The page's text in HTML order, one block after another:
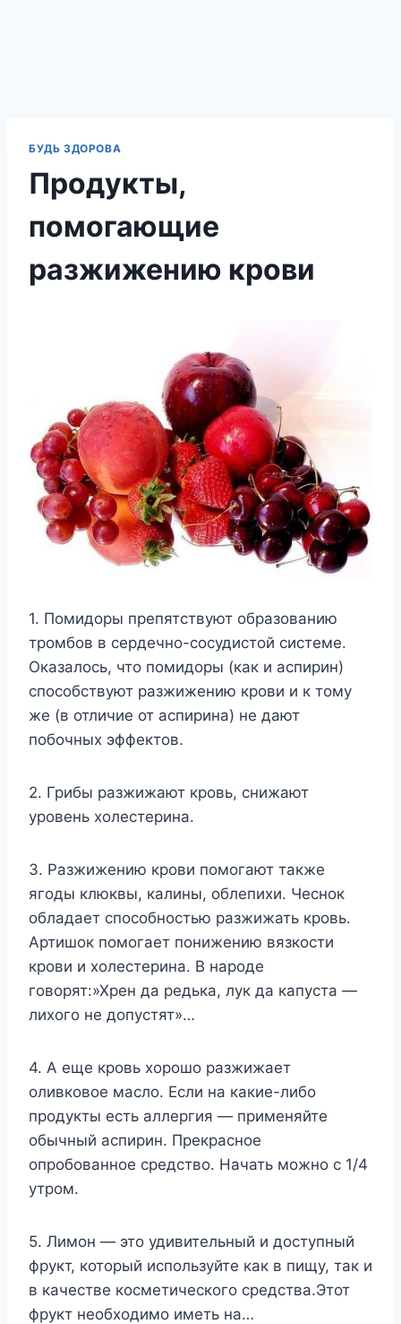
БУДЬ ЗДОРОВА
Продукты,
помогающие
разжижению крови
1. Помидоры препятствуют образованию
тромбов в сердечно-сосудистой системе.
Оказалось, что помидоры (как и аспирин)
способствуют разжижению крови и к тому
же (в отличие от аспирина) не дают
побочных эффектов.
2. Грибы разжижают кровь, снижают
уровень холестерина.
3. Разжижению крови помогают также
ягоды клюквы, калины, облепихи. Чеснок
обладает способностью разжижать кровь.
Артишок помогает понижению вязкости
крови и холестерина. В народе
говорят:»Хрен да редька, лук да капуста —
лихого не допустят»…
4. А еще кровь хорошо разжижает
оливковое масло. Если на какие-либо
продукты есть аллергия — применяйте
обычный аспирин. Прекрасное
опробованное средство. Начать можно с 1/4
утром.
5. Лимон — это удивительный и доступный
фрукт, который используйте как в пищу, так и
в качестве косметического средства.Этот
фрукт необходимо иметь на…